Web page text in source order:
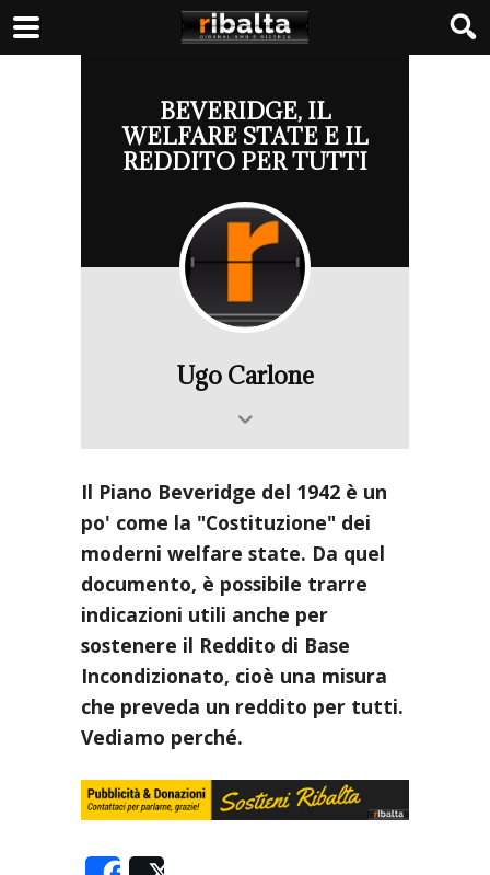
BEVERIDGE, IL
WELFARE STATE E IL
REDDITO PER TUTTI
Ugo Carlone
Il Piano Beveridge del 1942 è un
po' come la "Costituzione" dei
moderni welfare state. Da quel
documento, è possibile trarre
indicazioni utili anche per
sostenere il Reddito di Base
Incondizionato, cioè una misura
che preveda un reddito per tutti.
Vediamo perché.